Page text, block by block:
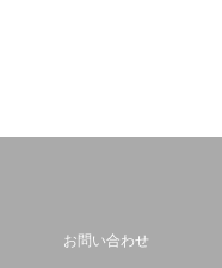
お問い合わせ